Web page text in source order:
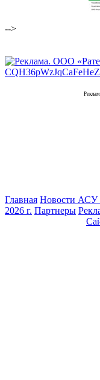
-->
Главная Новости
2026 г. Партнеры